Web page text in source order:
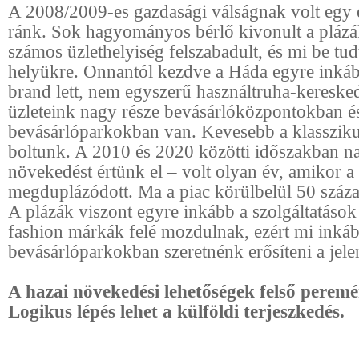
A 2008/2009-es gazdasági válságnak volt egy
ránk. Sok hagyományos bérlő kivonult a
számos üzlethelyiség felszabadult, és mi be
helyükre. Onnantól kezdve a Háda egyre
brand lett, nem egyszerű használtruha-
üzleteink nagy része bevásárlóközpontokban
bevásárlóparkokban van. Kevesebb a
boltunk. A 2010 és 2020 közötti időszakban
növekedést értünk el – volt olyan év, amikor
megduplázódott. Ma a piac körülbelül 50
A plázák viszont egyre inkább a szolgáltatások
fashion márkák felé mozdulnak, ezért mi
bevásárlóparkokban szeretnénk erősíteni a
A hazai növekedési lehetőségek felső
Logikus lépés lehet a külföldi terjeszkedés.